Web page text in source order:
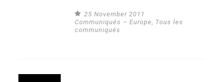
25 November 2011
Communiqués – Europe, Tous les
communiqués